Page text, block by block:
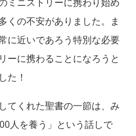
くの不安がありました。ま
に近いであろう特別な必要
ーに携わることになろうと
た！
てくれた聖書の一節は、み
人を養う」という話しで